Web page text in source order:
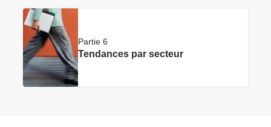
Partie 6
Tendances par secteur